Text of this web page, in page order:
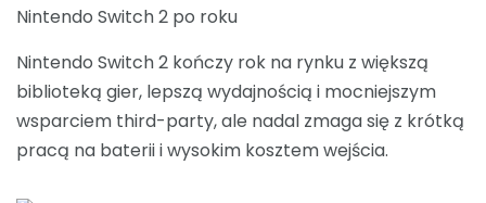
Nintendo Switch 2 po roku
Nintendo Switch 2 kończy rok na rynku z większą
biblioteką gier, lepszą wydajnością i mocniejszym
wsparciem third-party, ale nadal zmaga się z krótką
pracą na baterii i wysokim kosztem wejścia.